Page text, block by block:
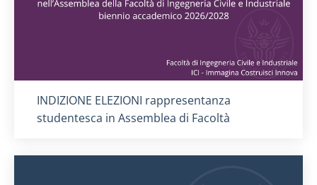
Titolo card:
INDIZIONE ELEZIONI rappresentanza
studentesca in Assemblea di Facoltà